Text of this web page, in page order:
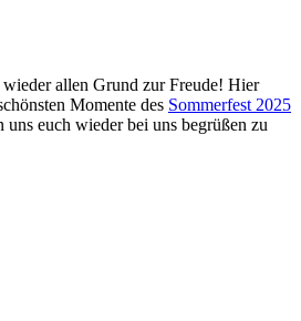
wieder allen Grund zur Freude! Hier
Momente des Sommerfest 2025
uns euch wieder bei uns begrüßen zu